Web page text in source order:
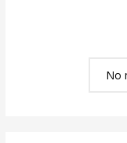
No